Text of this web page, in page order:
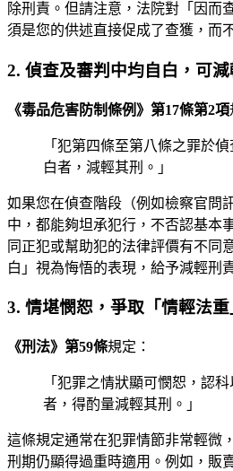
除刑責。但請注意，法院對「因而
須是您的供述直接促成了查獲，而
2. 偵查及審判中均自白，可
《毒品危害防制條例》第17條第2項
「犯第四條至第八條之罪於
白者，減輕其刑。」
如果您在偵查階段（例如檢察官問
中，都能夠坦承犯行，不否認基本
同正犯或幫助犯的法律評價有不同
白」視為悔悟的表現，給予減輕刑
3. 情堪憫恕，爭取「情輕法重
《刑法》第59條規定：
「犯罪之情狀顯可憫恕，認
者，得酌量減輕其刑。」
這條規定通常在犯罪情節非常輕微
刑期仍顯得過重時適用。例如，販